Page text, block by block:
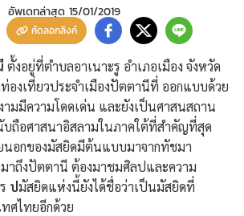
อัพเดทล่าสุด 15/01/2019
คัดลอกลิงค์
ตั้งอยู่ที่ตำบลอาเนาะรู อำเภอเมือง จังหวัด
งเที่ยวประจำเมืองปัตตานีที่ ออกแบบด้วย
มมีความโดดเด่น และยังเป็นศาสนสถาน
บถือศาสนาอิสลามในภาคใต้ที่สำคัญที่สุด
อกของมัสยิดมีต้นแบบมาจากทัชมา
าถึงปัตตานี ต้องมาชมศิลปและความ
ปมัสยิดแห่งนี้ยังได้ชื่อว่าเป็นมัสยิดที่
ศไทยอีกด้วย